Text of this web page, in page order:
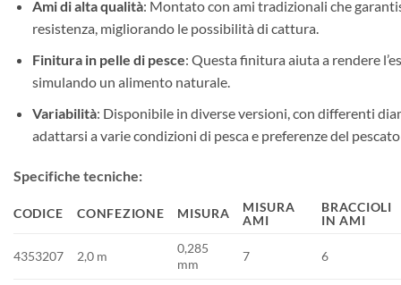
Ami di alta qualità: Montato con ami tradizionali che
resistenza, migliorando le possibilità di cattura.
Finitura in pelle di pesce: Questa finitura aiuta a rendere
simulando un alimento naturale.
Variabilità: Disponibile in diverse versioni, con differenti
adattarsi a varie condizioni di pesca e preferenze del
Specifiche tecniche:
CODICE CONFEZIONE MISURA
MISURA
AMI
BRACCIOLI
IN AMI
4353207 2,0 m
0,285
mm
7 6